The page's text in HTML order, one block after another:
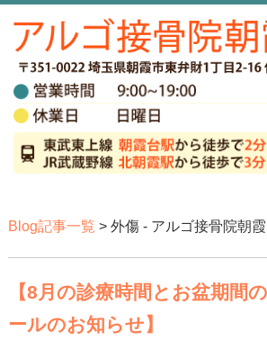
Blog記事一覧 > 外傷 - アルゴ接骨院朝
【8月の診療時間とお盆期間
ールのお知らせ】